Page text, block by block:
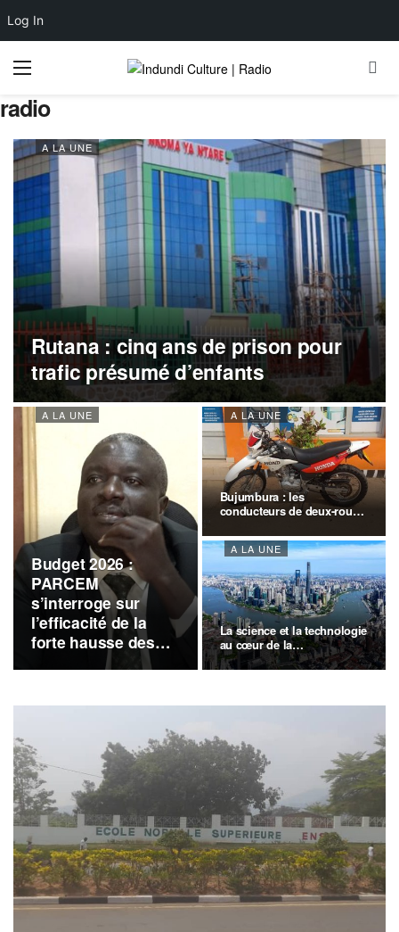
Log In
radio
A LA UNE
Rutana : cinq ans de prison pour
trafic présumé d’enfants
A LA UNE
Budget 2026 :
PARCEM
s’interroge sur
l’efficacité de la
forte hausse des
A LA UNE
Bujumbura : les
conducteurs de deux-roues
A LA UNE
La science et la technologie
au cœur de la…